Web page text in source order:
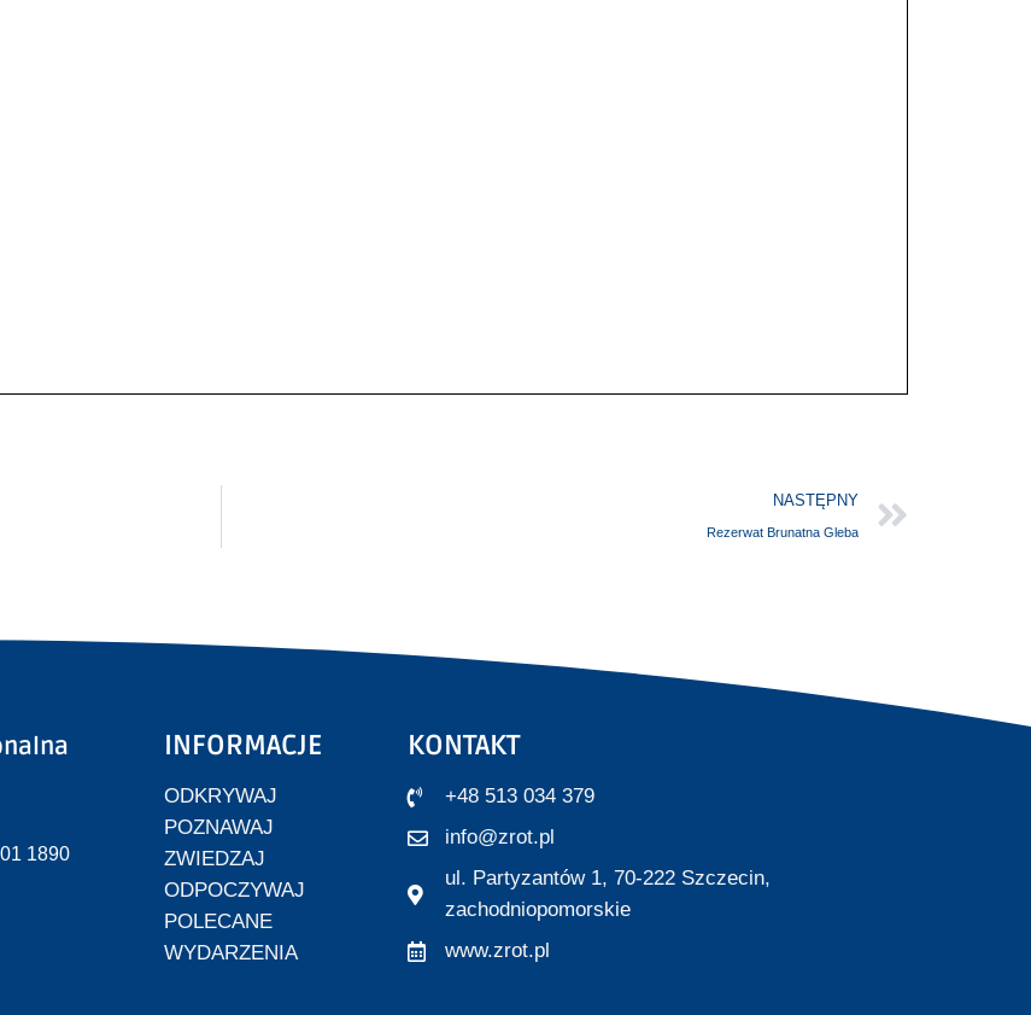
NASTĘPNY
Rezerwat Brunatna Gleba
1890
INFORMACJE
ODKRYWAJ
POZNAWAJ
ZWIEDZAJ
ODPOCZYWAJ
POLECANE
WYDARZENIA
KONTAKT
+48 513 034 379
info@zrot.pl
ul. Partyzantów 1, 70-222 Szczecin,
zachodniopomorskie
www.zrot.pl